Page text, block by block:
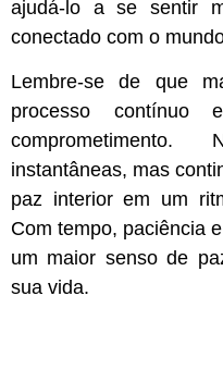
ajudá-lo a se sentir
conectado com o
Lembre-se de que
processo
instantâneas, mas
paz interior em um
Com tempo, paciência
um maior senso de
sua vida.